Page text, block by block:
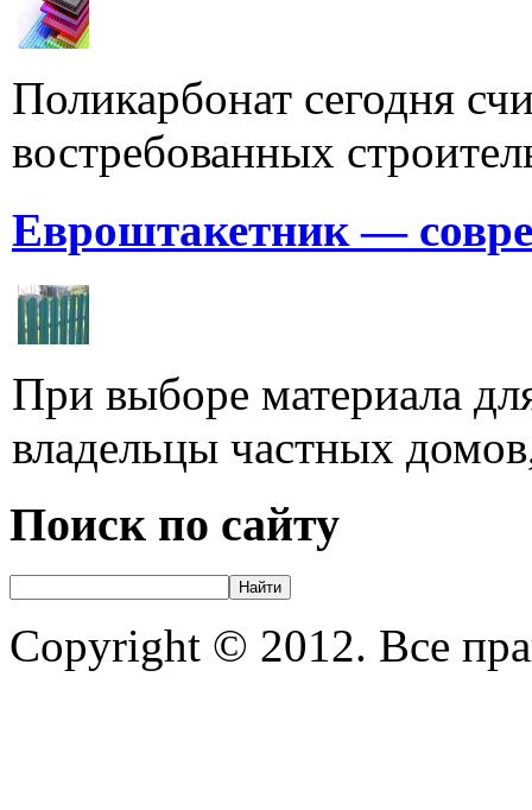
Поликарбонат сегодня
востребованных
Евроштакетник —
При выборе материала
владельцы частных
Поиск по сайту
Copyright © 2012. Все